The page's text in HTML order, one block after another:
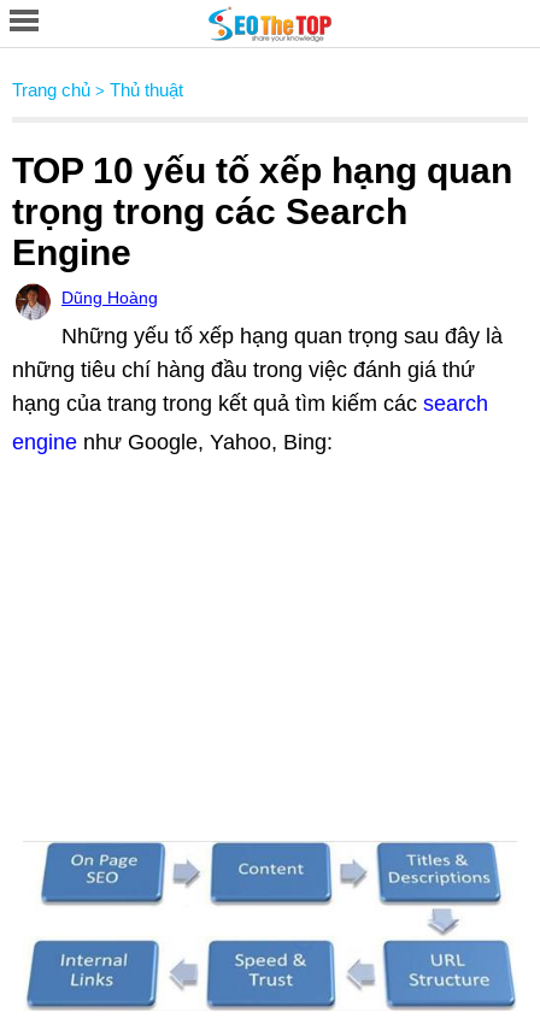
Trang chủ > Thủ thuật
TOP 10 yếu tố xếp hạng quan
trọng trong các Search
Engine
Dũng Hoàng
Những yếu tố xếp hạng quan trọng sau đây là
những tiêu chí hàng đầu trong việc đánh giá thứ
hạng của trang trong kết quả tìm kiếm các search
engine như Google, Yahoo, Bing: